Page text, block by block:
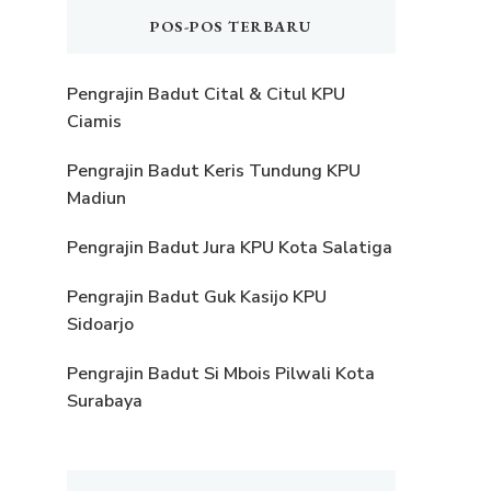
POS-POS TERBARU
Pengrajin Badut Cital & Citul KPU
Ciamis
Pengrajin Badut Keris Tundung KPU
Madiun
Pengrajin Badut Jura KPU Kota Salatiga
Pengrajin Badut Guk Kasijo KPU
Sidoarjo
Pengrajin Badut Si Mbois Pilwali Kota
Surabaya